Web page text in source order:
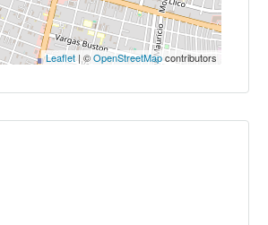
Leaflet| ©OpenStreetMapcontributors